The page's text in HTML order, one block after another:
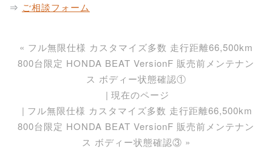
⇒ ご相談フォーム
« フル無限仕様 カスタマイズ多数 走行距離66,500km
800台限定 HONDA BEAT VersionF 販売前メンテナン
ス ボディー状態確認①
現在のページ
フル無限仕様 カスタマイズ多数 走行距離66,500km
800台限定 HONDA BEAT VersionF 販売前メンテナン
ス ボディー状態確認③ »